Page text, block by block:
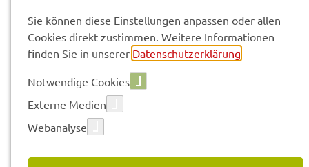
Vorle­sen
SCHA­DENS­MEL­DER RAD- UND
WANDER­WE­GE
Sie können diese Einstellungen anpassen oder allen
Cookies direkt zustimmen. Weitere Informationen
finden Sie in unserer Datenschutzerklärung
Notwendige Cookies
Externe Medien
Webanalyse